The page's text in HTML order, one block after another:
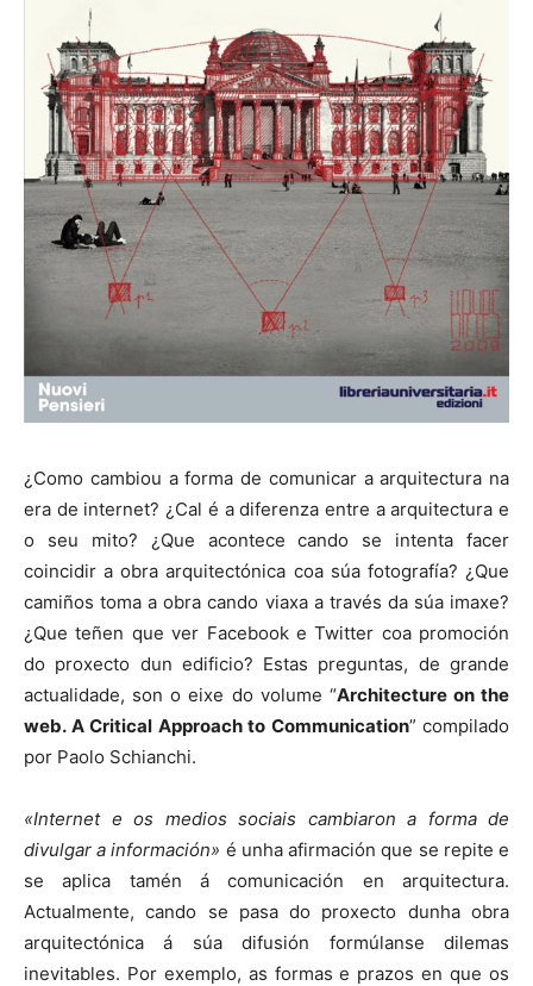
¿Como cambiou a forma de comunicar a arquitectura na
era de internet? ¿Cal é a diferenza entre a arquitectura e
o seu mito? ¿Que acontece cando se intenta facer
coincidir a obra arquitectónica coa súa fotografía? ¿Que
camiños toma a obra cando viaxa a través da súa imaxe?
¿Que teñen que ver Facebook e Twitter coa promoción
do proxecto dun edificio? Estas preguntas, de grande
actualidade, son o eixe do volume “Architecture on the
web. A Critical Approach to Communication” compilado
por Paolo Schianchi.
«Internet e os medios sociais cambiaron a forma de
divulgar a información» é unha afirmación que se repite e
se aplica tamén á comunicación en arquitectura.
Actualmente, cando se pasa do proxecto dunha obra
arquitectónica á súa difusión formúlanse dilemas
inevitables. Por exemplo, as formas e prazos en que os